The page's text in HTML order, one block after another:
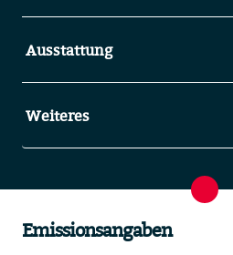
Ausstattung
Weiteres
Emissionsangaben